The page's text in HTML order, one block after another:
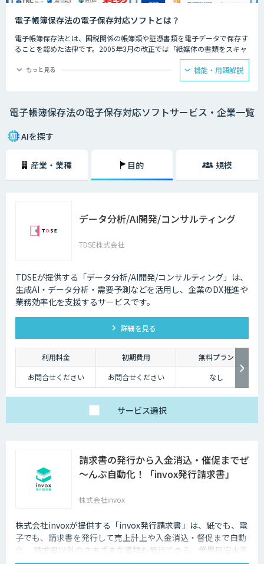
電子帳簿保存法の電子保存対応ソフトとは？
電子帳簿保存法とは、国税関係の帳簿類や証憑書類を電子データで保存す
ることを認めた法律です。2005年3月の改正では「紙媒体の書類をスキャ
ンして保存したもの」も認められるようになりました。
現在では以下の3つの方法での保存が可能となっています。
DVDなどに保存する方法。
・COM電子計算機出力マイクロフィルム PCで書類を作成し、COM（電子
計算機出力マイクロフィルム）に保存する方法。
・スキャナ 紙媒体の書類をスキャンし、データに変換して保存する方
されます。今後ますます紙書類を扱う機会は減少し、電子データを扱う機
会が増加していくことが予想されるため、できるだけ早いタイミングでAI-
OCRや会計ソフトの導入を検討していくことが大切です。
もっと見る 機能・用語解説
電子帳簿保存法の電子保存対応ソフトサービス・企業一覧
AIを探す
産業・業種 目的 規模
データ分析/AI開発/コンサルティング
TDSE株式会社
TDSEが提供する「データ分析/AI開発/コンサルティング」は、
生成AI・データ分析・需要予測などを活用し、企業のDX推進や
業務効率化を支援するサービスです。
詳細を見る
利用料金 初期費用
無料プラン
お問合せください
お問合せください なし
サービス選択
請求書の発行から入金消込・催促までぜ
～んぶ自動化！「invox発行請求書」
株式会社invox
株式会社invoxが提供する「invox発行請求書」は、紙でも、電
子でも、請求書を発行して売上計上や入金消込・督促まで自動
化。 請求書以外のさまざまな書類も発行できる、業界最安水準